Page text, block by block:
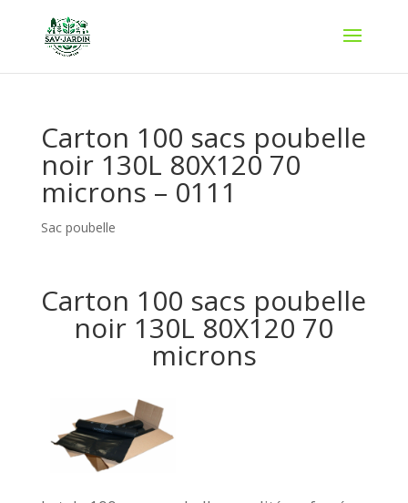
Carton 100 sacs poubelle
noir 130L 80X120 70
microns – 0111
Sac poubelle
Carton 100 sacs poubelle
noir 130L 80X120 70
microns